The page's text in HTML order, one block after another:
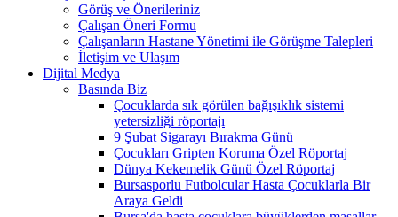
Görüş ve Önerileriniz
Çalışan Öneri Formu
Çalışanların Hastane Yönetimi ile Görüşme Talepleri
İletişim ve Ulaşım
Dijital Medya
Basında Biz
Çocuklarda sık görülen bağışıklık sistemi
yetersizliği röportajı
9 Şubat Sigarayı Bırakma Günü
Çocukları Gripten Koruma Özel Röportaj
Dünya Kekemelik Günü Özel Röportaj
Bursasporlu Futbolcular Hasta Çocuklarla Bir
Araya Geldi